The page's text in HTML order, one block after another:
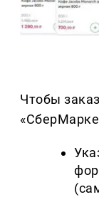
Чтобы